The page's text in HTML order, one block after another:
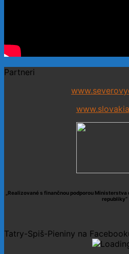
Partneri
„Realizované s finančnou podporou
republiky“
Tatry-Spiš-Pieniny na